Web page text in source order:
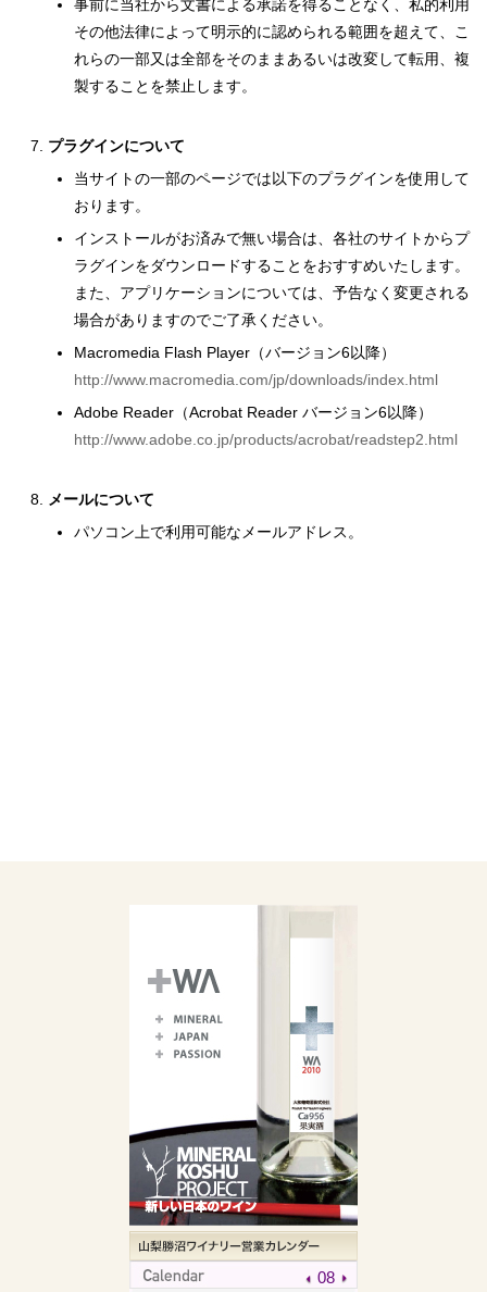
事前に当社から文書による承諾を得ることなく、私的利用
その他法律によって明示的に認められる範囲を超えて、こ
れらの一部又は全部をそのままあるいは改変して転用、複
製することを禁止します。
プラグインについて
当サイトの一部のページでは以下のプラグインを使用して
おります。
インストールがお済みで無い場合は、各社のサイトからプ
ラグインをダウンロードすることをおすすめいたします。
また、アプリケーションについては、予告なく変更される
場合がありますのでご了承ください。
Macromedia Flash Player（バージョン6以降）
http://www.macromedia.com/jp/downloads/index.html
Adobe Reader（Acrobat Reader バージョン6以降）
http://www.adobe.co.jp/products/acrobat/readstep2.html
メールについて
パソコン上で利用可能なメールアドレス。
08